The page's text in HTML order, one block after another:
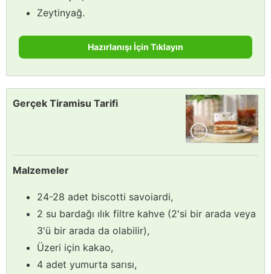
Zeytinyağ.
Hazırlanışı İçin Tıklayın
Gerçek Tiramisu Tarifi
Malzemeler
24-28 adet biscotti savoiardi,
2 su bardağı ılık filtre kahve (2'si bir arada veya
3'ü bir arada da olabilir),
Üzeri için kakao,
4 adet yumurta sarısı,